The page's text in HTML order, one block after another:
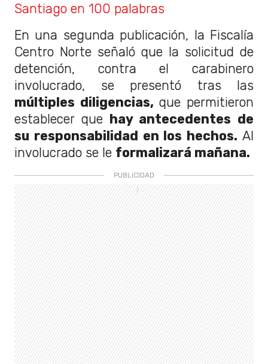
Santiago en 100 palabras
En una segunda publicación, la Fiscalía
Centro Norte señaló que la solicitud de
detención, contra el carabinero
involucrado, se presentó tras las
múltiples diligencias,que permitieron
establecer quehay antecedentes de
su responsabilidad en los hechos. Al
involucrado se le formalizará mañana.